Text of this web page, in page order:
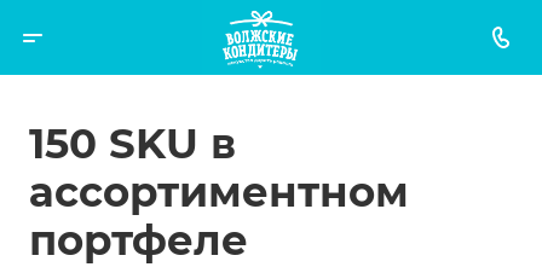
150 SKU в
ассортиментном
портфеле